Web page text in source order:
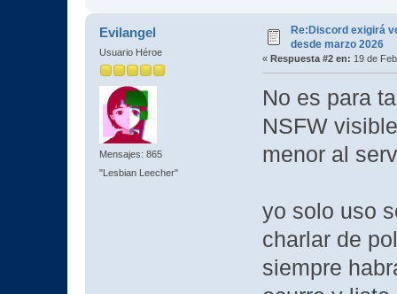
Evilangel
Usuario Héroe
Mensajes: 865
"Lesbian Leecher"
Re:Discord exigirá
desde marzo 2026
« Respuesta #2 en: 19 de
No es para
NSFW
menor al
yo solo uso
charlar de
siempre